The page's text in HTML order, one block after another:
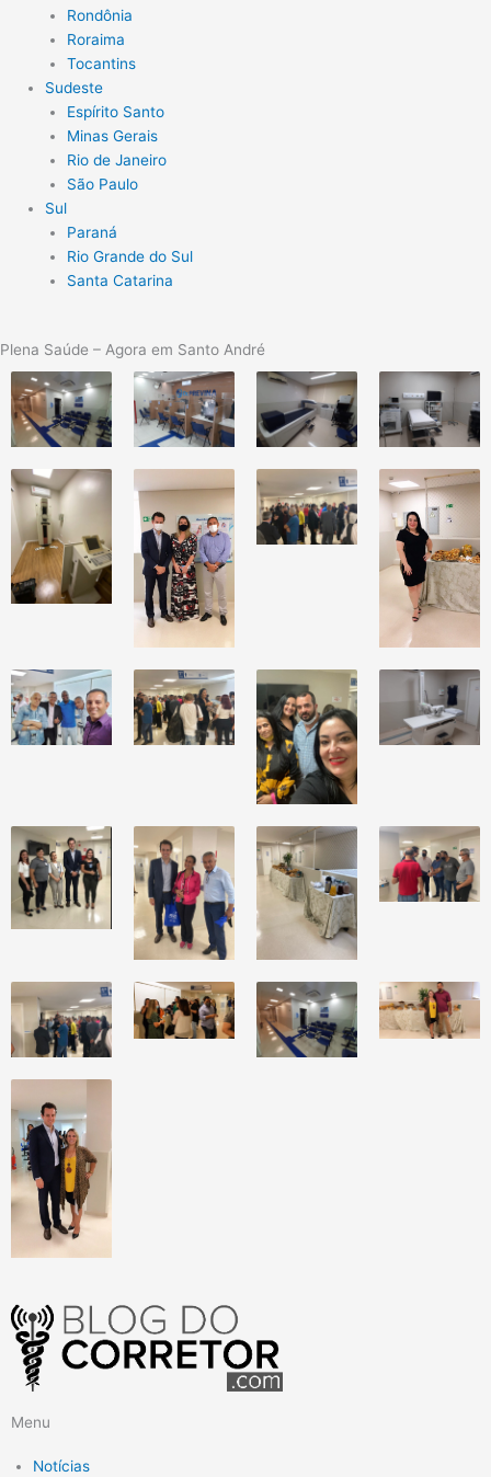
Rondônia
Roraima
Tocantins
Sudeste
Espírito Santo
Minas Gerais
Rio de Janeiro
São Paulo
Sul
Paraná
Rio Grande do Sul
Santa Catarina
Plena Saúde – Agora em Santo André
Menu
Notícias